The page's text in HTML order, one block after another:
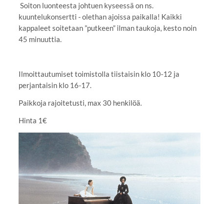
Soiton luonteesta johtuen kyseessä on ns.
kuuntelukonsertti - olethan ajoissa paikalla! Kaikki
kappaleet soitetaan ”putkeen” ilman taukoja, kesto noin
45 minuuttia.
Ilmoittautumiset toimistolla tiistaisin klo 10-12 ja
perjantaisin klo 16-17.
Paikkoja rajoitetusti, max 30 henkilöä.
Hinta 1€